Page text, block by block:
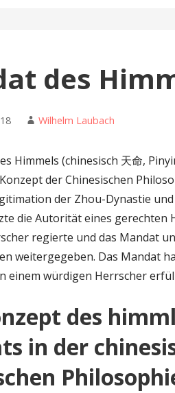
des
Wilhelm Laubach
Himmels (chinesisch 天命,
der Chinesischen
der Zhou-Dynastie
die Autorität eines gerechten
regierte und das Mandat
weitergegeben. Das Mandat
einem würdigen Herrscher
des
in der